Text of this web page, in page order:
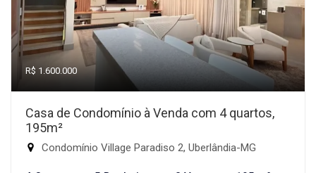
R$ 1.600.000
Casa de Condomínio à Venda com 4 quartos,
195m²
Condomínio Village Paradiso 2, Uberlândia-MG